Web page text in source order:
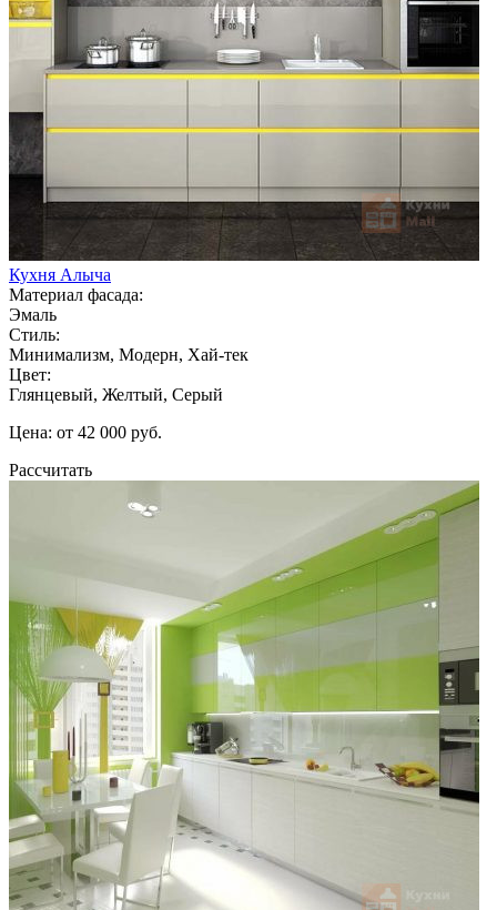
Кухня Алыча
Материал фасада:
Эмаль
Стиль:
Минимализм, Модерн, Хай-тек
Цвет:
Глянцевый, Желтый, Серый
Цена: от 42 000 руб.
Рассчитать